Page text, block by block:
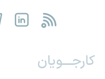
کارجـــویان